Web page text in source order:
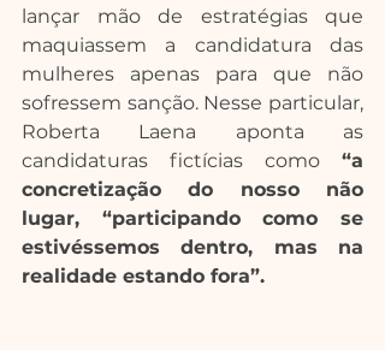
lançar mão de estratégias que
maquiassem a candidatura das
mulheres apenas para que não
sofressem sanção. Nesse particular,
Roberta Laena aponta as
candidaturas fictícias como “a
concretização do nosso não
lugar, “participando como se
estivéssemos dentro, mas na
realidade estando fora”.